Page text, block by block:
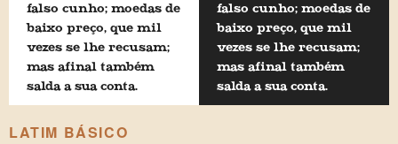
falso cunho; moedas de
baixo preço, que mil
vezes se lhe recusam;
mas afinal também
salda a sua conta.
falso cunho; moedas de
baixo preço, que mil
vezes se lhe recusam;
mas afinal também
salda a sua conta.
LATIM BÁSICO